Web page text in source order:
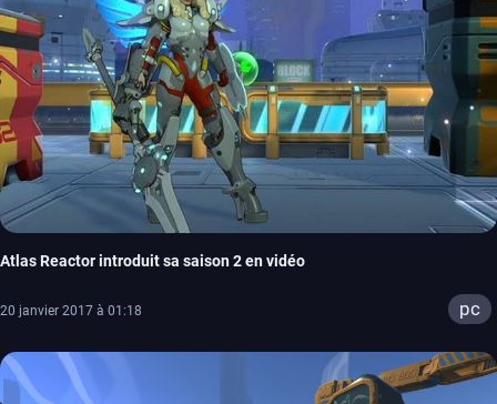
Atlas Reactor introduit sa saison 2 en vidéo
20 janvier 2017 à 01:18 pc